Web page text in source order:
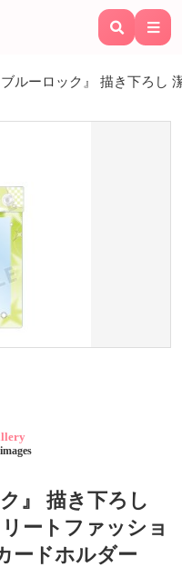
ルーロック』 描き下ろし
』 描き下ろし
ートファッショ
ードホルダー